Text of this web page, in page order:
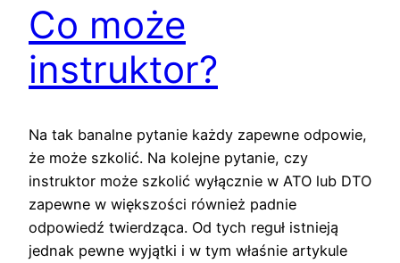
Co może
instruktor?
Na tak banalne pytanie każdy zapewne odpowie,
że może szkolić. Na kolejne pytanie, czy
instruktor może szkolić wyłącznie w ATO lub DTO
zapewne w większości również padnie
odpowiedź twierdząca. Od tych reguł istnieją
jednak pewne wyjątki i w tym właśnie artykule